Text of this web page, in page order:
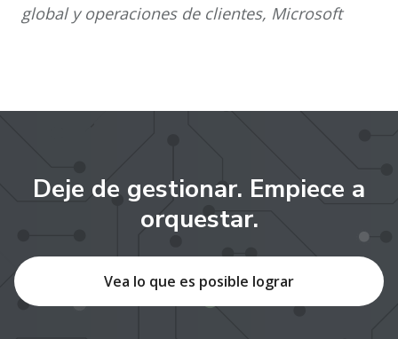
global y operaciones de clientes, Microsoft
Deje de gestionar. Empiece a
orquestar.
Vea lo que es posible lograr